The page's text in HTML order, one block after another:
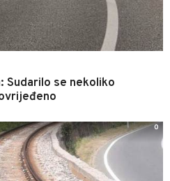
Sudarilo se nekoliko
0